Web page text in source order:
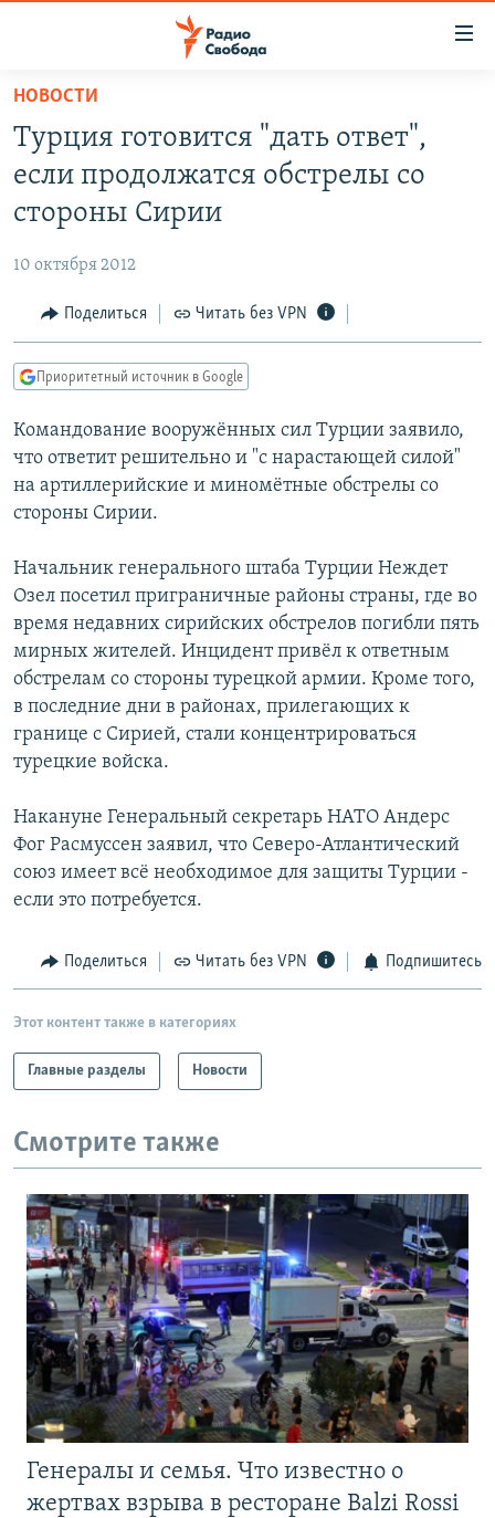
упрощенного
доступа
основному
Вернутся
Вернутся
поиску
ПОДКАСТЫ
АВТОРСКИЕ ПРОЕКТЫ
МНЕНИЯ
КУЛЬТУРА
КАВКАЗ.РЕАЛИИ
СЕВЕР.РЕАЛИИ
СИБИРЬ.РЕАЛИИ
РАСПИСАНИЕ ВЕЩАНИЯ
ПОДПИШИТЕСЬ НА РАССЫЛКУ
Все сайты РСЕ/РС
НОВОСТИ
Турция готовится "дать ответ",
если продолжатся обстрелы со
стороны Сирии
10 октября 2012
Поделиться Читать без VPN
Приоритетный источник в Google
Командование вооружённых сил Турции заявило,
что ответит решительно и "с нарастающей силой"
на артиллерийские и миномётные обстрелы со
стороны Сирии.
Начальник генерального штаба Турции Неждет
Озел посетил приграничные районы страны, где во
время недавних сирийских обстрелов погибли пять
мирных жителей. Инцидент привёл к ответным
обстрелам со стороны турецкой армии. Кроме того,
в последние дни в районах, прилегающих к
границе с Сирией, стали концентрироваться
турецкие войска.
Накануне Генеральный секретарь НАТО Андерс
Фог Расмуссен заявил, что Северо-Атлантический
союз имеет всё необходимое для защиты Турции -
если это потребуется.
Поделиться Читать без VPN Подпишитесь
Этот контент также в категориях
Главные разделы Новости
Смотрите также
Генералы и семья. Что известно о
жертвах взрыва в ресторане Balzi Rossi